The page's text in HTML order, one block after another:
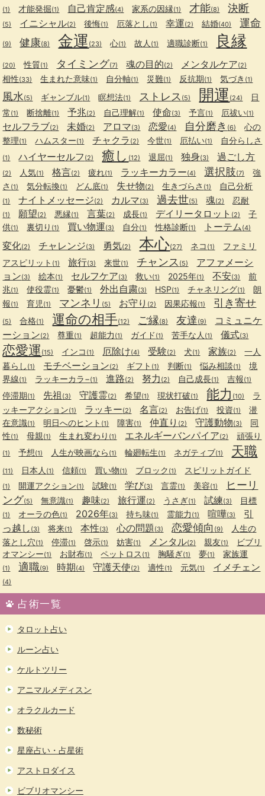
(1) 才能発掘(1) 自己肯定感(4) 家系の因縁(1) 才能(8) 決断
(5) イニシャル(2) 後悔(1) 厄落とし (1) 幸運(2) 結婚(40) 運命
(9) 健康(8) 金運 (23) 心(1) 故人 (1) 適職診断(1) 良縁
(20) 性質(1) タイミング(7) 魂の目的(2) メンタルケア(2)
相性(33) 生まれた意味(1) 自分軸(1) 災難(1) 反抗期(1) 気づき (1)
風水(5) ギャンブル(1) 瞑想法(1) ストレス (5) 開運 (24)
日
常 (1) 断捨離(1) 予兆(2) 自己理解(1) 使命(3) 予言(1) 厄祓い(1)
セルフラブ(2) 未婚(2) アロマ(3) 恋愛(4) 自分磨き (6)
心の
整理(1) ハムスター(1) チャクラ (2) 今世(1) 厄払い(1) 自分らしさ
(1) ハイヤーセルフ (2) 癒し (12) 退屈(1) 独身(3) 過ごし方
(2) 人気(1) 格言(2) 疲れ(1) ラッキーカラー(4) 選択肢(7)
強
さ (1) 気分転換(1) どん底(1) 失せ物(2) 生きづらさ (1) 自己分析
(1) ナイトメッセージ(2) カルマ(3) 過去世(5) 魂(2) 忍耐
(1) 願望(2) 悪縁(1) 言葉(2) 成長(1) デイリータロット (2)
子
供(1) 裏切り (1) 買い物運(3) 自分(1) 性格診断(1) トーテム (4)
変化(2) チャレンジ(3) 勇気(2) 本心(27) ネコ (1)
ファミリ
アスピリット (1) 旅行(3) 来世(1) チャンス (5)
アファメーシ
ョン(3) 絵本(1) セルフケア(3) 救い(1) 2025年(1) 不安(3)
前
兆(1) 使役霊(1) 憂鬱(1) 外出自粛(3) HSP(1) チャネリング(1)
朗
報(1) 育児 (1) マンネリ (5) お守り (2) 因果応報(1) 引き寄せ
(5) 合格(1) 運命の相手(12) ご縁(8) 友達 (9)
コミュニケ
ーション(2) 尊重(1) 超能力 (1) ガイド (1) 苦手な人 (1) 儀式(3)
恋愛運 (15) インコ (1) 厄除け(4) 受験(2) 犬(1) 家族(2)
一人
暮らし (1) モチベーション(2) ギフト (1) 判断(1) 悩み相談(1)
境
界線(1) ラッキーカラ−(1) 進路(2) 努力 (2) 自己成長(1) 吉報(1)
停滞期(1) 先祖 (3) 守護霊(2) 希望(1) 現状打破(1) 能力 (10)
ラ
ッキーアクション(1) ラッキー(2) 名言(2) お告げ(1) 投資(1)
潜
在意識(1) 明日へのヒント (1) 障害(1) 仲直り (2) 守護動物(3)
同
性(1) 母親(1) 生まれ変わり (1) エネルギーバンパイア(2) 頑張り
(1) 予想(1) 人生が映画なら (1) 輪廻転生(1) ネガティブ(1) 天職
(11) 日本人 (1) 信頼(1) 買い物(1) ブロック (1) スピリットガイド
(1) 開運アクション(1) 試験(1) 学び(3) 言霊(1) 美容(1)
ヒーリ
ング(5) 無意識(1) 趣味(2) 旅行運(2) うさぎ(1) 試練(3) 目標
(1) オーラの色(1) 2026年(3) 持ち味(1) 霊能力 (1) 喧嘩(3)
引
っ越し (3) 将来(1) 本性(3) 心の問題 (3) 恋愛傾向 (9)
人生の
落とし穴(1) 停滞(1) 啓示(1) 妨害(1) メンタル(2) 親友(1)
ビブリ
オマンシー(1) お財布(1) ペットロス (1) 胸騒ぎ(1) 夢(1) 家族運
(1) 適職(9) 時期(4) 守護天使(2) 適性(1) 元気(1) イメチェン
(4)
占術一覧
タロット占い
ルーン占い
ケルトツリー
アニマルメディスン
オラクルカード
数秘術
星座占い・占星術
アストロダイス
ビブリオマンシー